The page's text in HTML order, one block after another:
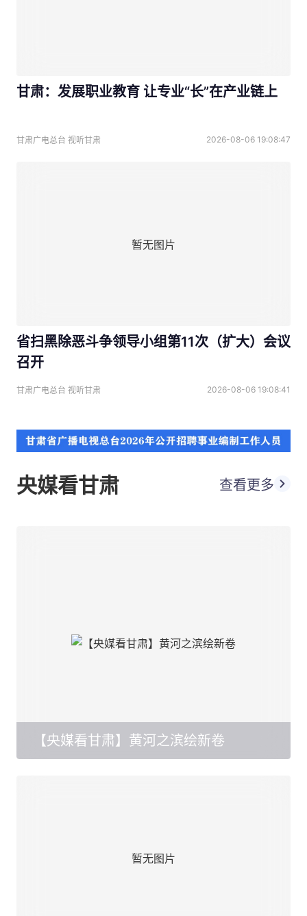
甘肃：发展职业教育 让专业“长”在产业链上
甘肃广电总台 视听甘肃 2026-08-06 19:08:47
暂无图片
省扫黑除恶斗争领导小组第11次（扩大）会议
召开
甘肃广电总台 视听甘肃 2026-08-06 19:08:41
央媒看甘肃 查看更多
【央媒看甘肃】黄河之滨绘新卷
暂无图片